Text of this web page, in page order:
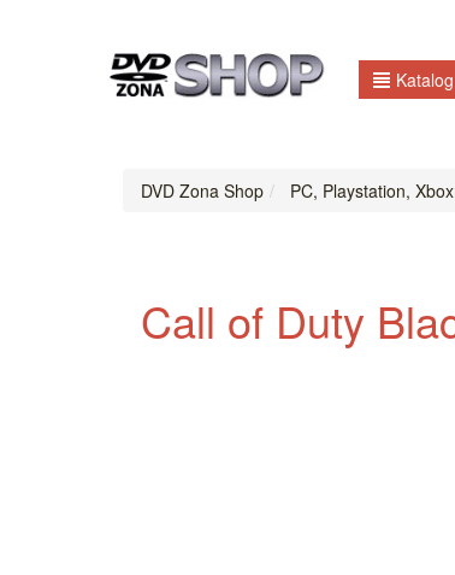
DVD Zona Shop PC, Playstation,
Call of Duty